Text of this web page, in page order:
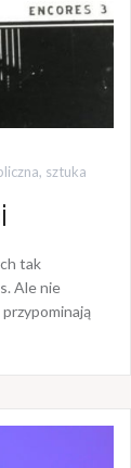
, sztuka
tak
Ale nie